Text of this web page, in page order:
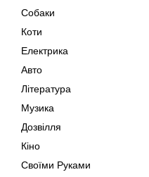
Собаки
Коти
Електрика
Авто
Література
Музика
Дозвілля
Кіно
Своїми Руками